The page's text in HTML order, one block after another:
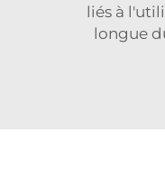
liés à
longue